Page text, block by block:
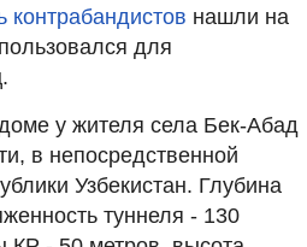
контрабандистов нашли на
для
у жителя села Бек-Абад
в непосредственной
Узбекистан. Глубина
туннеля - 130